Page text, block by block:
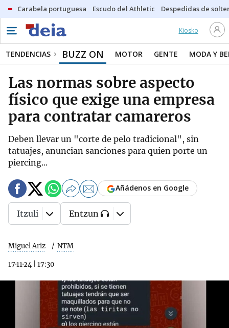
Carabela portuguesa Escudo del Athletic Despedidas de
Kiosko
TENDENCIAS BUZZ ON MOTOR GENTE MODA Y
Las normas sobre aspecto
físico que exige una empresa
para contratar camareros
Deben llevar un "corte de pelo tradicional", sin
tatuajes, anuncian sanciones para quien porte un
piercing...
Miguel Ariz NTM
17·11·24 17:30
Añádenos en Google
Itzuli Entzun